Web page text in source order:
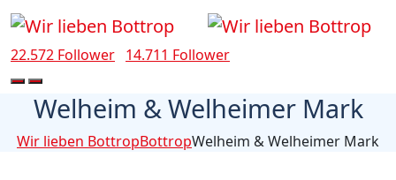
22.572 Follower 14.711 Follower
Welheim & Welheimer Mark
Wir lieben BottropBottropWelheim & Welheimer Mark